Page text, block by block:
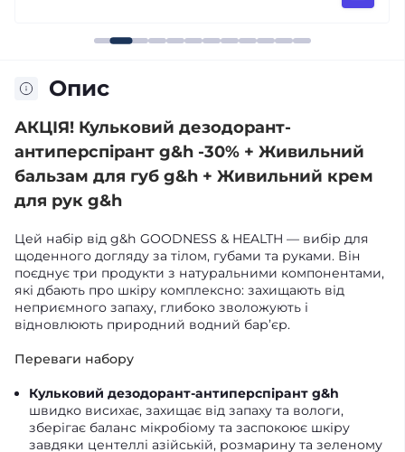
Опис
АКЦІЯ! Кульковий дезодорант-
антиперспірант g&h -30% + Живильний
бальзам для губ g&h + Живильний крем
для рук g&h
Цей набір від g&h GOODNESS & HEALTH — вибір для
щоденного догляду за тілом, губами та руками. Він
поєднує три продукти з натуральними компонентами,
які дбають про шкіру комплексно: захищають від
неприємного запаху, глибоко зволожують і
відновлюють природний водний бар’єр.
Переваги набору
Кульковий дезодорант-антиперспірант g&h
швидко висихає, захищає від запаху та вологи,
зберігає баланс мікробіому та заспокоює шкіру
завдяки центеллі азійській, розмарину та зеленому